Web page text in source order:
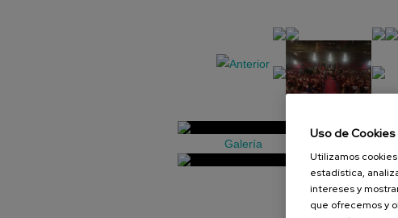
Galería
Uso de Cookies
Utilizamos
estadística,
intereses y
que ofrecemos y